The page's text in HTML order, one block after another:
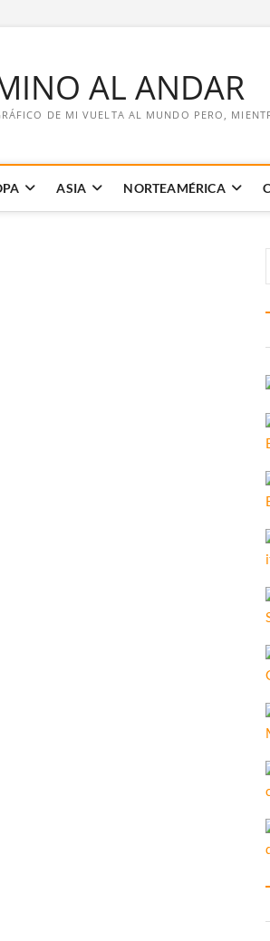
AL ANDAR
DE MI VUELTA AL MUNDO PERO,
ASIA NORTEAMÉRICA